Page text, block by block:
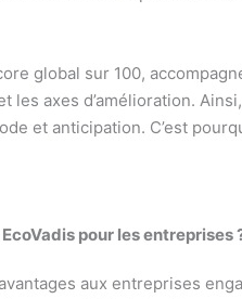
global sur 100,
les axes d’amélioration.
et anticipation. C’est
pour les entreprises
aux entreprises